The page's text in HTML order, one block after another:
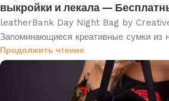
выкройки и лекала —
leatherBank Day Night Bag by
Запоминающиеся креативные сумки из
Продолжить чтение